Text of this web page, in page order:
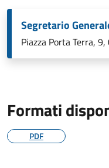
Segretario
Piazza Porta Terra,
Formati
PDF